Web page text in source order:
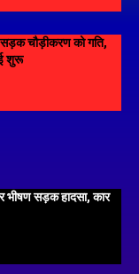
सड़क चौड़ीकरण को गति,
शुरू
भीषण सड़क हादसा, कार